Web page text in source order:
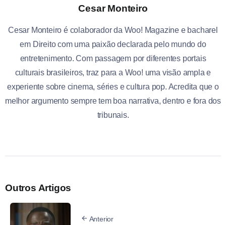
Cesar Monteiro
Cesar Monteiro é colaborador da Woo! Magazine e bacharel
em Direito com uma paixão declarada pelo mundo do
entretenimento. Com passagem por diferentes portais
culturais brasileiros, traz para a Woo! uma visão ampla e
experiente sobre cinema, séries e cultura pop. Acredita que o
melhor argumento sempre tem boa narrativa, dentro e fora dos
tribunais.
Outros Artigos
Anterior